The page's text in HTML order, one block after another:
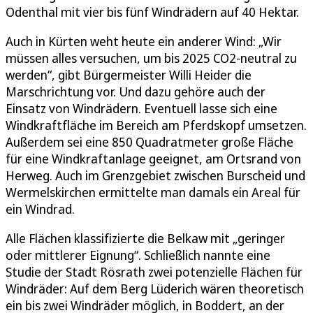
Odenthal mit vier bis fünf Windrädern auf 40 Hektar.
Auch in Kürten weht heute ein anderer Wind: „Wir
müssen alles versuchen, um bis 2025 CO2-neutral zu
werden“, gibt Bürgermeister Willi Heider die
Marschrichtung vor. Und dazu gehöre auch der
Einsatz von Windrädern. Eventuell lasse sich eine
Windkraftfläche im Bereich am Pferdskopf umsetzen.
Außerdem sei eine 850 Quadratmeter große Fläche
für eine Windkraftanlage geeignet, am Ortsrand von
Herweg. Auch im Grenzgebiet zwischen Burscheid und
Wermelskirchen ermittelte man damals ein Areal für
ein Windrad.
Alle Flächen klassifizierte die Belkaw mit „geringer
oder mittlerer Eignung“. Schließlich nannte eine
Studie der Stadt Rösrath zwei potenzielle Flächen für
Windräder: Auf dem Berg Lüderich wären theoretisch
ein bis zwei Windräder möglich, in Boddert, an der